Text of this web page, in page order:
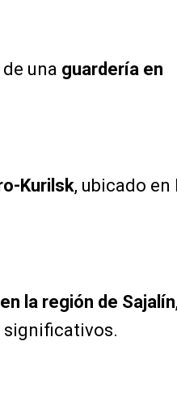
una guardería en
Kurilsk, ubicado en
la región de Sajalín
significativos.